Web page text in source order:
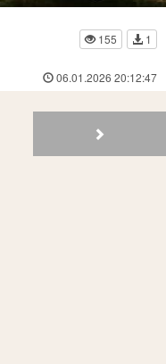
155
1
06.01.2026 20:12:47
209 208 207 206